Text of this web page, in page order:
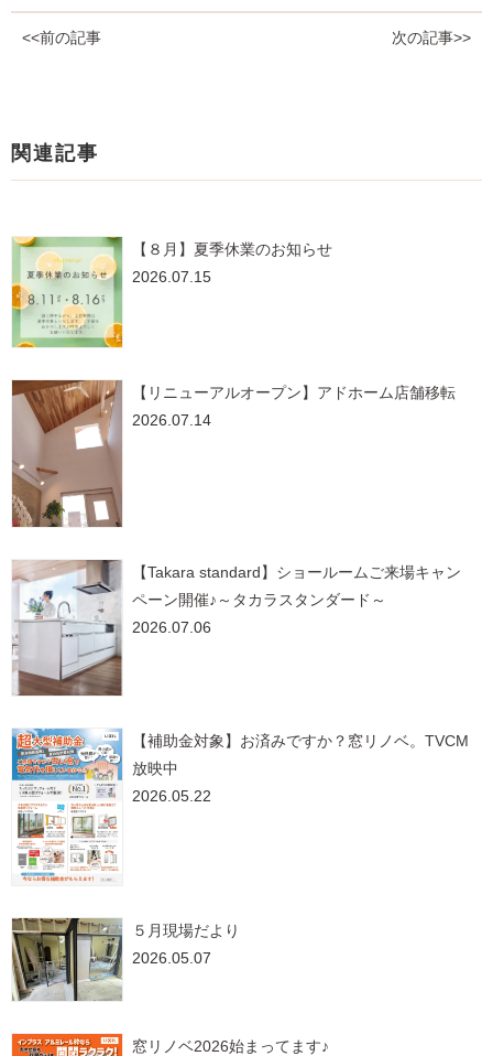
<<前の記事 次の記事>>
関連記事
【８月】夏季休業のお知らせ
2026.07.15
【リニューアルオープン】アドホーム店舗移転
2026.07.14
【Takara standard】ショールームご来場キャン
ペーン開催♪～タカラスタンダード～
2026.07.06
【補助金対象】お済みですか？窓リノベ。TVCM
放映中
2026.05.22
５月現場だより
2026.05.07
窓リノベ2026始まってます♪